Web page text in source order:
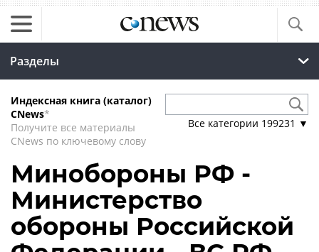
Разделы
Индексная книга (каталог)
CNews*
Получите все материалы
CNews по ключевому слову
Все категории 199231 ▼
Минобороны РФ -
Министерство
обороны Российской